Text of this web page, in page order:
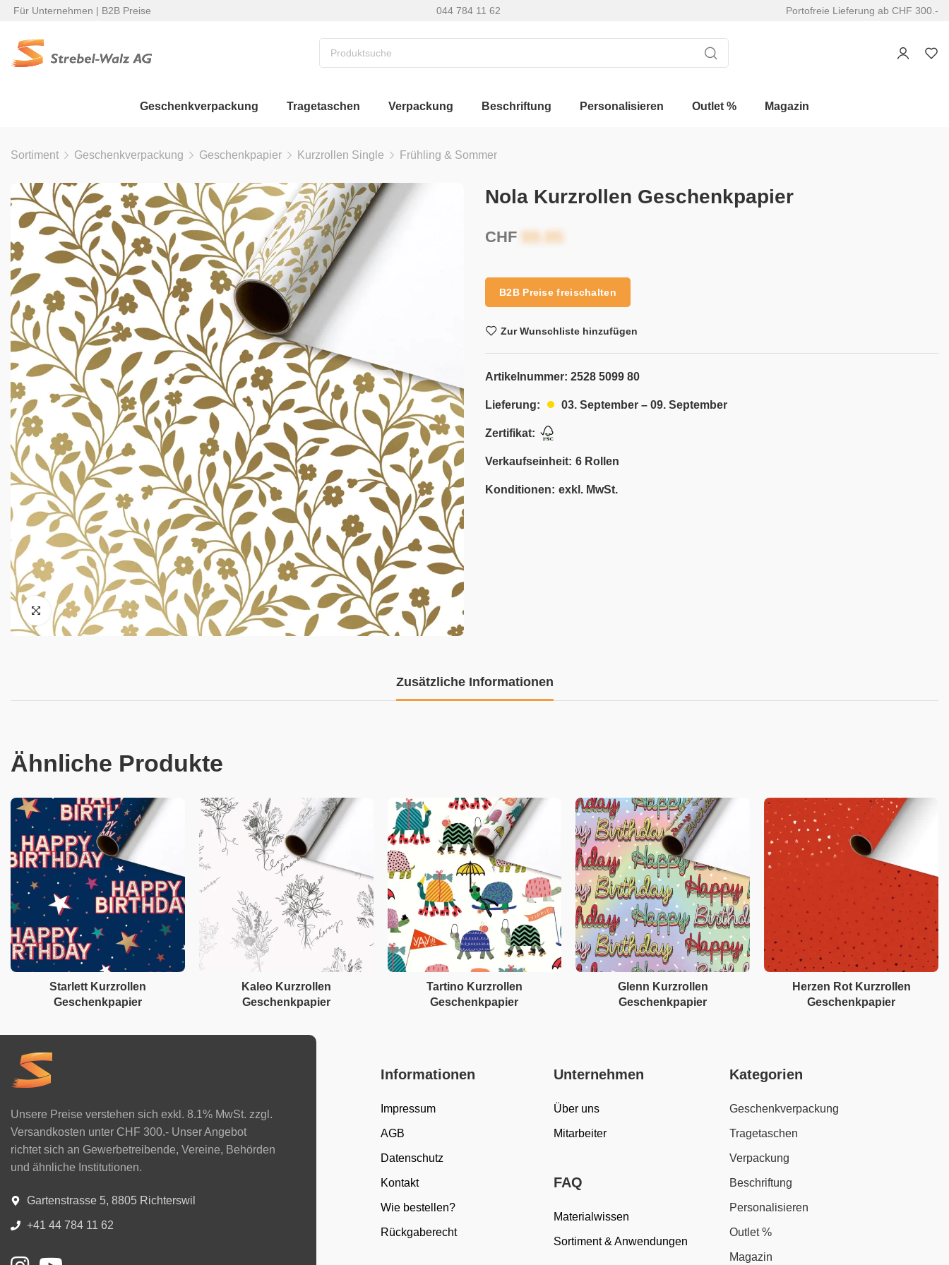
Für Unternehmen | B2B Preise 044 784 11 62 Portofreie Lieferung ab CHF 300.-
Geschenkverpackung Tragetaschen Verpackung Beschriftung Personalisieren Outlet % Magazin
Sortiment Geschenkverpackung Geschenkpapier Kurzrollen Single Frühling & Sommer
Nola Kurzrollen Geschenkpapier
CHF
B2B Preise freischalten
Zur Wunschliste hinzufügen
Artikelnummer: 2528 5099 80
Lieferung: 03. September – 09. September
Zertifikat:
Verkaufseinheit: 6 Rollen
Konditionen: exkl. MwSt.
Zusätzliche Informationen
Ähnliche Produkte
Starlett Kurzrollen
Geschenkpapier
Kaleo Kurzrollen
Geschenkpapier
Tartino Kurzrollen
Geschenkpapier
Glenn Kurzrollen
Geschenkpapier
Herzen Rot Kurzrollen
Geschenkpapier
Unsere Preise verstehen sich exkl. 8.1% MwSt. zzgl.
Versandkosten unter CHF 300.- Unser Angebot
richtet sich an Gewerbetreibende, Vereine, Behörden
und ähnliche Institutionen.
Gartenstrasse 5, 8805 Richterswil
+41 44 784 11 62
Informationen
Impressum
AGB
Datenschutz
Kontakt
Wie bestellen?
Rückgaberecht
Unternehmen
Über uns
Mitarbeiter
FAQ
Materialwissen
Sortiment & Anwendungen
Kategorien
Geschenkverpackung
Tragetaschen
Verpackung
Beschriftung
Personalisieren
Outlet %
Magazin